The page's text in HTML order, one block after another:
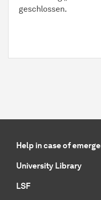
geschlossen.
Help in case of
University Library
LSF